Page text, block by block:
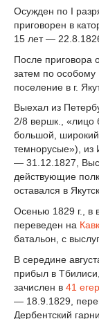
Осужден по I
приговорен в
15 лет —
После приговора
затем по
поселение в г.
Выехал из
2/8 вершк., «лицо
большой,
темнорусые»), из
— 31.12.1827,
действующие
оставался в
Осенью 1829 г., в
переведен на
батальон, с
В середине
прибыл в Тбилиси,
зачислен в 41
— 18.9.1829,
Дербентский